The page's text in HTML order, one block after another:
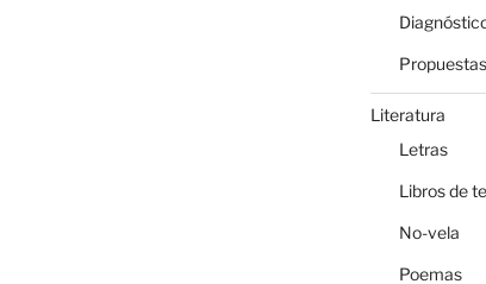
Propuestas
Literatura
Letras
Libros de
No-vela
Poemas